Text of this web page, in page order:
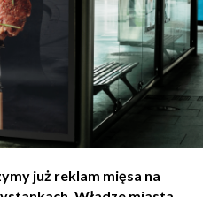
już reklam mięsa na